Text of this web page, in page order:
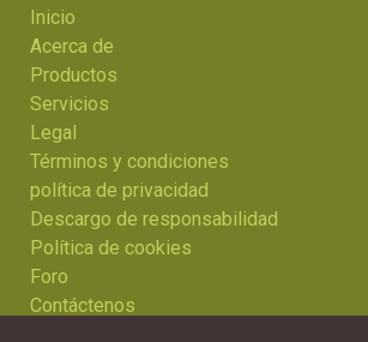
Inicio
Acerca de
Productos
Servicios
Legal
Términos y condiciones
política de privacidad
Descargo de responsabilidad
Política de cookies
Foro
Contáctenos